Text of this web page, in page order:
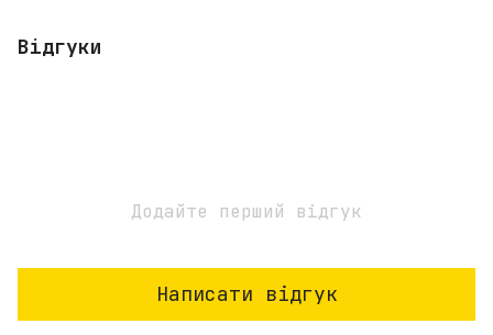
Відгуки
Додайте перший відгук
Написати відгук